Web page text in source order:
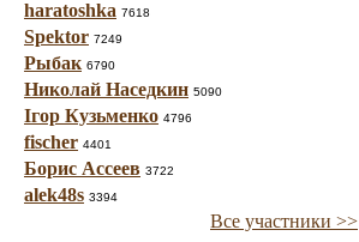
haratoshka 7618
Spektor 7249
Рыбак 6790
Николай Наседкин 5090
Ігор Кузьменко 4796
fischer 4401
Борис Ассеев 3722
alek48s 3394
Все участники >>